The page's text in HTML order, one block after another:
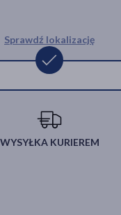
Sprawdź lokalizację
WYSYŁKA KURIEREM